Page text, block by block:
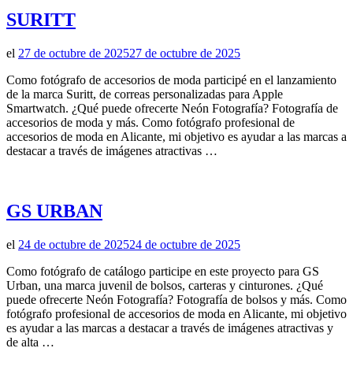
SURITT
el 27 de octubre de 202527 de octubre de 2025
Como fotógrafo de accesorios de moda participé en el lanzamiento
de la marca Suritt, de correas personalizadas para Apple
Smartwatch. ¿Qué puede ofrecerte Neón Fotografía? Fotografía de
accesorios de moda y más. Como fotógrafo profesional de
accesorios de moda en Alicante, mi objetivo es ayudar a las marcas a
destacar a través de imágenes atractivas …
GS URBAN
el 24 de octubre de 202524 de octubre de 2025
Como fotógrafo de catálogo participe en este proyecto para GS
Urban, una marca juvenil de bolsos, carteras y cinturones. ¿Qué
puede ofrecerte Neón Fotografía? Fotografía de bolsos y más. Como
fotógrafo profesional de accesorios de moda en Alicante, mi objetivo
es ayudar a las marcas a destacar a través de imágenes atractivas y
de alta …